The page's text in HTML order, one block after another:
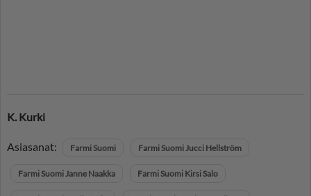
K. Kurki
Asiasanat: Farmi Suomi Farmi Suomi Jucci Hellström
Farmi Suomi Janne Naakka Farmi Suomi Kirsi Salo